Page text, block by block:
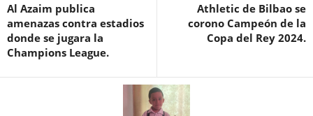
Al Azaim publica
amenazas contra estadios
donde se jugara la
Champions League.
Athletic de Bilbao se
corono Campeón de la
Copa del Rey 2024.